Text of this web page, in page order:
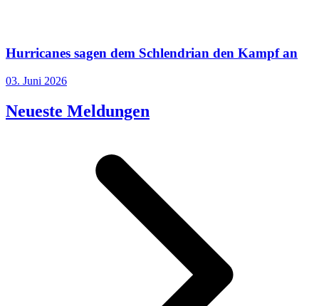
Hurricanes sagen dem Schlendrian den Kampf an
03. Juni 2026
Neueste Meldungen